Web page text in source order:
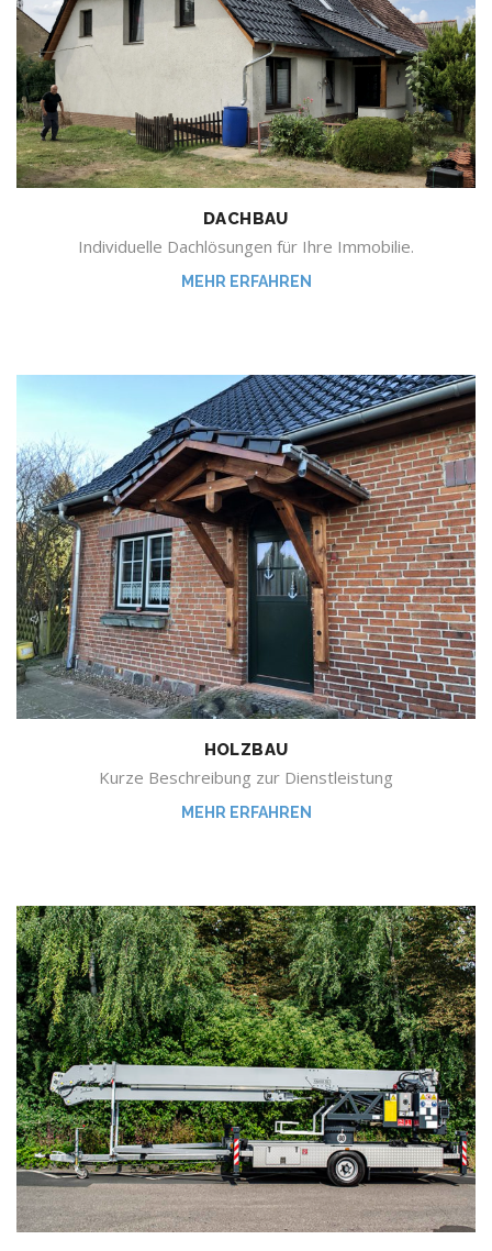
DACHBAU
Individuelle Dachlösungen für Ihre Immobilie.
MEHR ERFAHREN
HOLZBAU
Kurze Beschreibung zur Dienstleistung
MEHR ERFAHREN